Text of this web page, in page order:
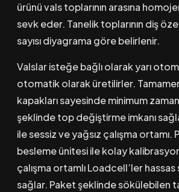
ürünü vals toplarının arasına
sevk eder. Tanelik toplarının diş
sayısı diyagrama göre belirlenir.
Valslar isteğe bağlı olarak yarı
otomatik olarak üretilirler.
kapakları sayesinde minimum
şeklinde top değiştirme imkanı
ile sessiz ve yağsız çalışma ortamı.
besleme ünitesi ile kolay
çalışma ortamlı Loadcell’ler
sağlar. Paket şeklinde sökülebilen